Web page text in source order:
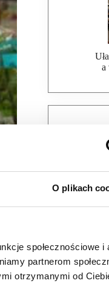
O plikach
społecznościowe i
partnerom
otrzymanymi od
a